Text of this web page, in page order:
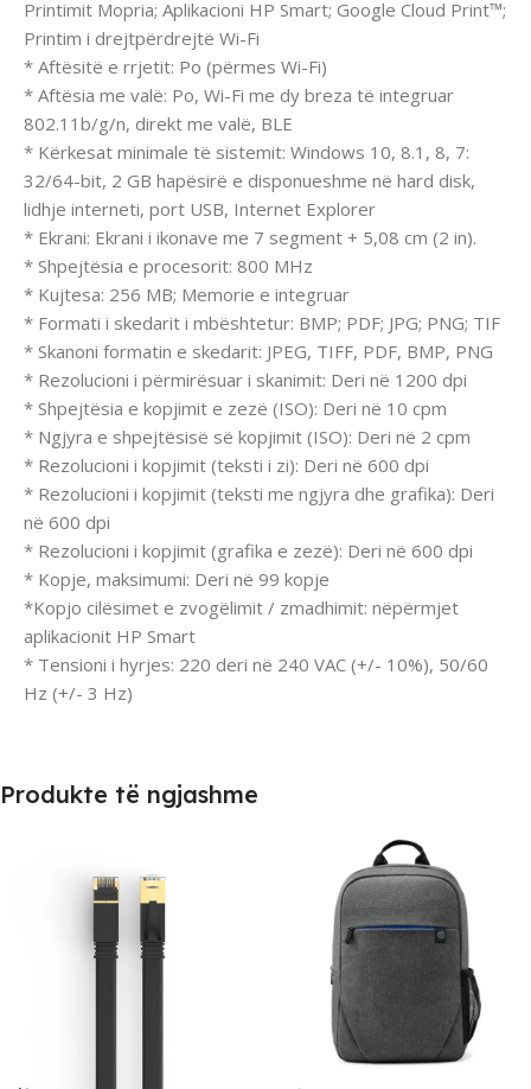
Printimit Mopria; Aplikacioni HP Smart; Google Cloud Print™;
Printim i drejtpërdrejtë Wi-Fi
* Aftësitë e rrjetit: Po (përmes Wi-Fi)
* Aftësia me valë: Po, Wi-Fi me dy breza të integruar
802.11b/g/n, direkt me valë, BLE
* Kërkesat minimale të sistemit: Windows 10, 8.1, 8, 7:
32/64-bit, 2 GB hapësirë e disponueshme në hard disk,
lidhje interneti, port USB, Internet Explorer
* Ekrani: Ekrani i ikonave me 7 segment + 5,08 cm (2 in).
* Shpejtësia e procesorit: 800 MHz
* Kujtesa: 256 MB; Memorie e integruar
* Formati i skedarit i mbështetur: BMP; PDF; JPG; PNG; TIF
* Skanoni formatin e skedarit: JPEG, TIFF, PDF, BMP, PNG
* Rezolucioni i përmirësuar i skanimit: Deri në 1200 dpi
* Shpejtësia e kopjimit e zezë (ISO): Deri në 10 cpm
* Ngjyra e shpejtësisë së kopjimit (ISO): Deri në 2 cpm
* Rezolucioni i kopjimit (teksti i zi): Deri në 600 dpi
* Rezolucioni i kopjimit (teksti me ngjyra dhe grafika): Deri
në 600 dpi
* Rezolucioni i kopjimit (grafika e zezë): Deri në 600 dpi
* Kopje, maksimumi: Deri në 99 kopje
*Kopjo cilësimet e zvogëlimit / zmadhimit: nëpërmjet
aplikacionit HP Smart
* Tensioni i hyrjes: 220 deri në 240 VAC (+/- 10%), 50/60
Hz (+/- 3 Hz)
Produkte të ngjashme